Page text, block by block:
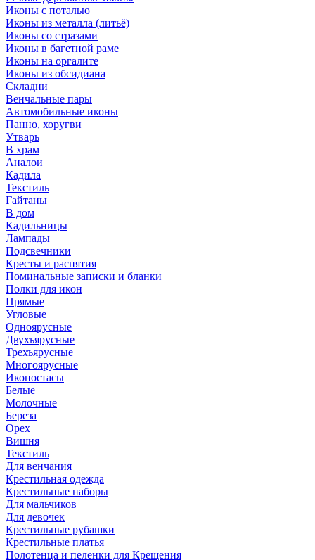
Иконы с поталью
Иконы из металла (литьё)
Иконы со стразами
Иконы в багетной раме
Иконы на оргалите
Иконы из обсидиана
Складни
Венчальные пары
Автомобильные иконы
Панно, хоругви
Утварь
В храм
Аналои
Кадила
Текстиль
Гайтаны
В дом
Кадильницы
Лампады
Подсвечники
Кресты и распятия
Поминальные записки и бланки
Полки для икон
Прямые
Угловые
Одноярусные
Двухъярусные
Трехъярусные
Многоярусные
Иконостасы
Белые
Молочные
Береза
Орех
Вишня
Текстиль
Для венчания
Крестильная одежда
Крестильные наборы
Для мальчиков
Для девочек
Крестильные рубашки
Крестильные платья
Полотенца и пеленки для Крещения